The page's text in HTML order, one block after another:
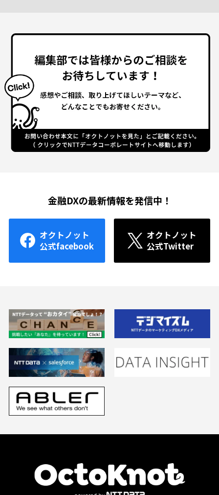
金融DXの最新情報を発信中！
オクトノット
公式facebook
オクトノット
公式Twitter